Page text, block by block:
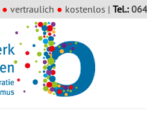
● vertraulich ● kostenlos | Tel.: